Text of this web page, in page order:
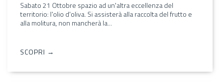
Sabato 21 Ottobre spazio ad un'altra eccellenza del
territorio: l'olio d'oliva. Si assisterà alla raccolta del frutto e
alla molitura, non mancherà la...
SCOPRI →